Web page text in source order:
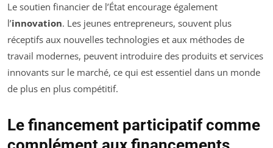
Le soutien financier de l’État encourage également
l’innovation. Les jeunes entrepreneurs, souvent plus
réceptifs aux nouvelles technologies et aux méthodes de
travail modernes, peuvent introduire des produits et services
innovants sur le marché, ce qui est essentiel dans un monde
de plus en plus compétitif.
Le financement participatif comme